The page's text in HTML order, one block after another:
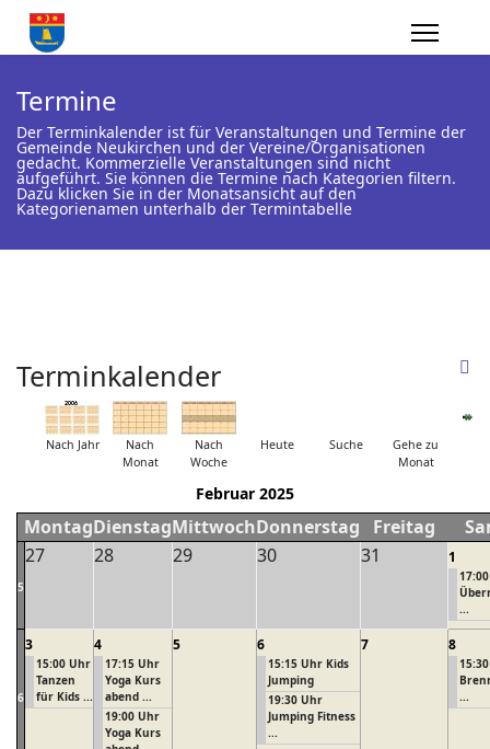
Termine
Der Terminkalender ist für Veranstaltungen und Termine der
Gemeinde Neukirchen und der Vereine/Organisationen
gedacht. Kommerzielle Veranstaltungen sind nicht
aufgeführt. Sie können die Termine nach Kategorien filtern.
Dazu klicken Sie in der Monatsansicht auf den
Kategorienamen unterhalb der Termintabelle
Terminkalender
Nach Jahr
Nach
Monat
Nach
Woche
Heute Suche
Gehe zu
Monat
Februar 2025
MontagDienstagMittwochDonnerstag Freitag
5
27 28 29 30 31 1
...
6
3
15:00 Uhr
Tanzen
für Kids ...
4
17:15 Uhr
Yoga Kurs
abend ...
19:00 Uhr
Yoga Kurs
5 6
15:15 Uhr Kids
Jumping
19:30 Uhr
Jumping Fitness
...
7 8
...